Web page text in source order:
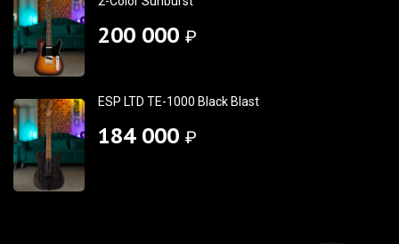
200 000 ₽
ESP LTD TE-1000 Black Blast
184 000 ₽